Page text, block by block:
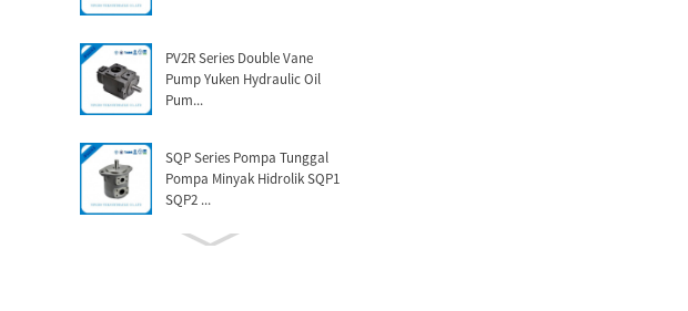
PV2R Series Double Vane
Pump Yuken Hydraulic Oil
Pum...
SQP Series Pompa Tunggal
Pompa Minyak Hidrolik SQP1
SQP2 ...